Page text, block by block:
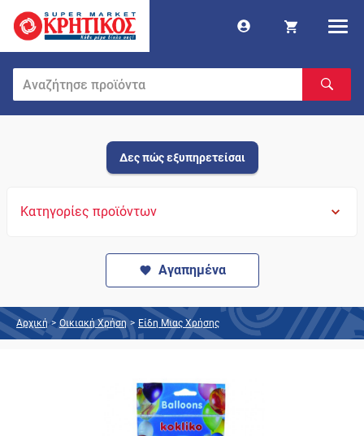
Δες πώς εξυπηρετείσαι
Κατηγορίες προϊόντων
Αγαπημένα
Αρχική > Οικιακή Χρήση > Είδη Μιας Χρήσης